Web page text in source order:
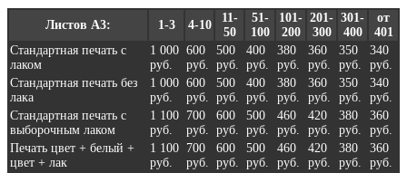
Листов А3: 1-3 4-10
11-
50
51-
100
101-
200
201-
300
301-
400
от
401
Стандартная печать с
лаком
1 000
руб.
600
руб.
500
руб.
400
руб.
380
руб.
360
руб.
350
руб.
340
руб.
Стандартная печать без
лака
1 000
руб.
600
руб.
500
руб.
400
руб.
380
руб.
360
руб.
350
руб.
340
руб.
Стандартная печать с
выборочным лаком
1 100
руб.
700
руб.
600
руб.
500
руб.
460
руб.
420
руб.
380
руб.
360
руб.
Печать цвет + белый +
цвет + лак
1 100
руб.
700
руб.
600
руб.
500
руб.
460
руб.
420
руб.
380
руб.
360
руб.